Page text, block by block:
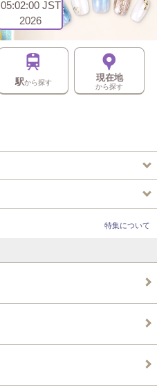
05:02:00 JST
2026
駅から探す 現在地
から探す
特集について